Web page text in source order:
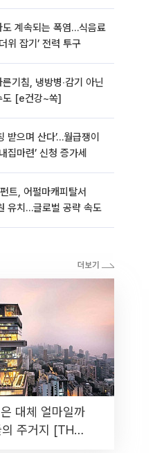
도 계속되는 폭염…식음료
위 잡기’ 전력 투구
기침, 냉방병‧감기 아닌
도 [e건강~쏙]
받으며 산다’…월급쟁이
집마련’ 신청 증가세
트, 어펄마캐피탈서
유치…글로벌 공략 속도
대체 얼마일까
주거지 [THE